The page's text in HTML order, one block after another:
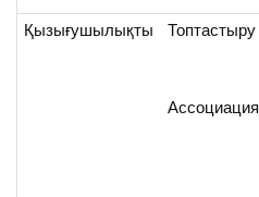
Қызығушылықты
Топтастыру
Ассоциация